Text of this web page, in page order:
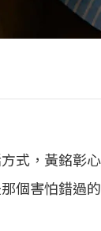
式，黃銘彰
個害怕錯過